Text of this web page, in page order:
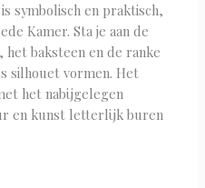
symbolisch en praktisch,
Kamer. Sta je aan de
het baksteen en de ranke
silhouet vormen. Het
het nabijgelegen
en kunst letterlijk buren